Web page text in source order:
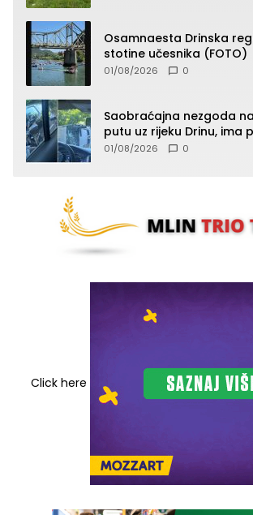
Osamnaesta Drinska
stotine učesnika (FOTO)
01/08/2026 0
Saobraćajna nezgoda
putu uz rijeku Drinu, ima
lica (FOTO)
01/08/2026 0
Click here